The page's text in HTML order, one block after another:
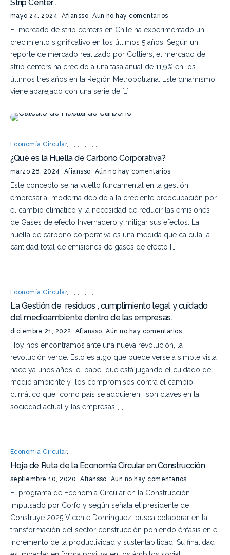
Strip Center .
mayo 24, 2024 Afiansso Aún no hay comentarios
El mercado de strip centers en Chile ha experimentado un
crecimiento significativo en los últimos 5 años. Según un
reporte de mercado realizado por Colliers, el mercado de
strip centers ha crecido a una tasa anual de 11,9% en los
últimos tres años en la Región Metropolitana. Este dinamismo
viene aparejado con una serie de […]
Economía Circular,,,,,, , , ,
¿Qué es la Huella de Carbono Corporativa?
marzo 28, 2024 Afiansso Aún no hay comentarios
Este concepto se ha vuelto fundamental en la gestión
empresarial moderna debido a la creciente preocupación por
el cambio climático y la necesidad de reducir las emisiones
de Gases de efecto Invernadero y mitigar sus efectos. La
huella de carbono corporativa es una medida que calcula la
cantidad total de emisiones de gases de efecto […]
Economía Circular,,,,,, , ,
La Gestión de residuos , cumplimiento legal y cuidado
del medioambiente dentro de las empresas.
diciembre 21, 2022 Afiansso Aún no hay comentarios
Hoy nos encontramos ante una nueva revolución, la
revolución verde. Esto es algo que puede verse a simple vista
hace ya unos años, el papel que está jugando el cuidado del
medio ambiente y los compromisos contra el cambio
climático que como país se adquieren , son claves en la
sociedad actual y las empresas […]
Economía Circular,
Hoja de Ruta de la Economía Circular en Construcción
septiembre 10, 2020 Afiansso Aún no hay comentarios
El programa de Economía Circular en la Construcción
impulsado por Corfo y según señala el presidente de
Construye 2025 Vicente Dominguez, busca colaborar en la
transformación del sector construcción poniendo énfasis en el
incremento de la productividad y sustentabilidad. Su finalidad